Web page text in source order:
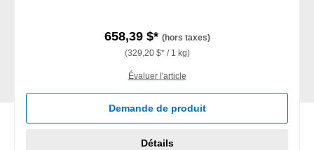
658,39 $* (hors taxes)
(329,20 $* / 1 kg)
Évaluer l'article
Demande de produit
Détails